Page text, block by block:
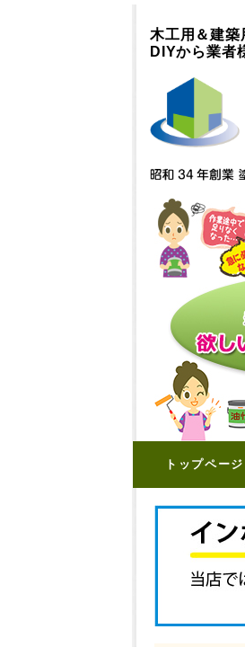
木工用＆建築
DIYから業者
トップページ